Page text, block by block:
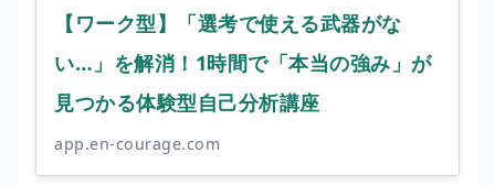
【ワーク型】「選考で使える武器がな
い…」を解消！1時間で「本当の強み」が
見つかる体験型自己分析講座
app.en-courage.com